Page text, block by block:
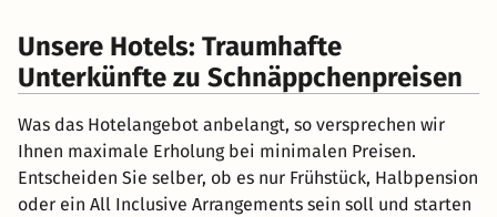
Unsere Hotels: Traumhafte
Unterkünfte zu Schnäppchenpreisen
Was das Hotelangebot anbelangt, so versprechen wir
Ihnen maximale Erholung bei minimalen Preisen.
Entscheiden Sie selber, ob es nur Frühstück, Halbpension
oder ein All Inclusive Arrangements sein soll und starten